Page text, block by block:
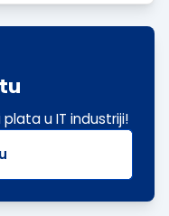
u IT industriji!